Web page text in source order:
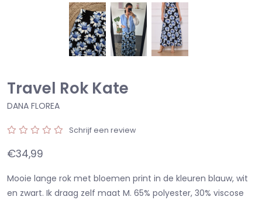
Travel Rok Kate
DANA FLOREA
Schrijf een review
€34,99
Mooie lange rok met bloemen print in de kleuren blauw, wit
en zwart. Ik draag zelf maat M. 65% polyester, 30% viscose